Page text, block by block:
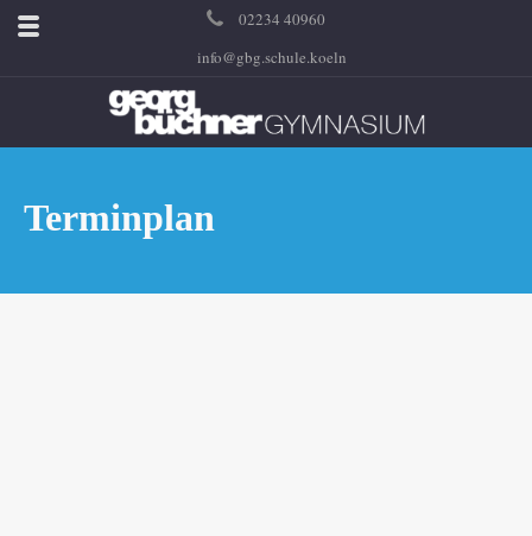
02234 40960
info@gbg.schule.koeln
Terminplan